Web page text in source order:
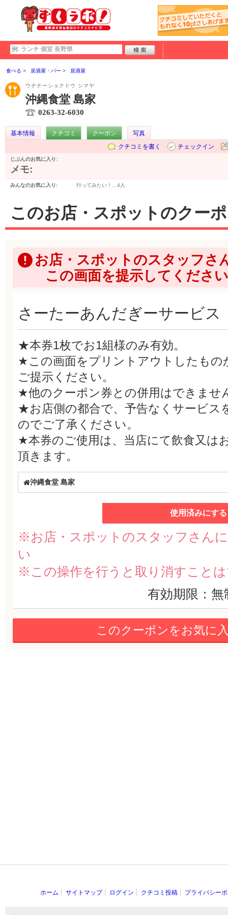
食べる 居酒屋・バー 居酒屋
ウチナーショクドウ シマヤ
沖縄食堂 島家
0263-32-6030
基本情報 クチコミ クーポン
写真
クチコミを書く
チェックイン
じぶんのお気に入り:
メモ:
みんなのお気に入り: 行ってみたい！… 4人
このお店・スポットのクー
お店・スポットのスタッフさ
この画面を提示してください
さーたーあんだぎーサービス
★本券1枚でお1組様のみ有効。
★この画面をプリントアウトしたもの
ご提示ください。
★他のクーポン券との併用はできませ
★お店側の都合で、予告なくサービス
のでご了承ください。
★本券のご使用は、当店にて飲食又は
頂きます。
沖縄食堂 島家
使用済みにする
※お店・スポットのスタッフさん
い
※この操作を行うと取り消すこと
有効期限：無
このクーポンをお気に
ホーム サイトマップ ログイン クチコミ投稿 プライバシー